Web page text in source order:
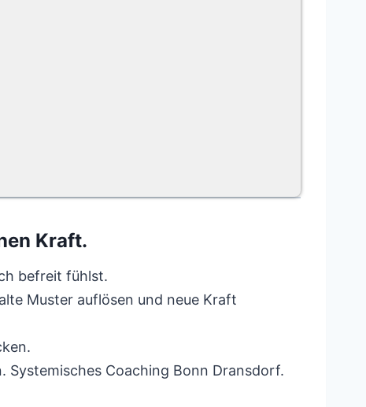
Kraft.
befreit fühlst.
Muster auflösen und neue Kraft
Systemisches Coaching Bonn Dransdorf.